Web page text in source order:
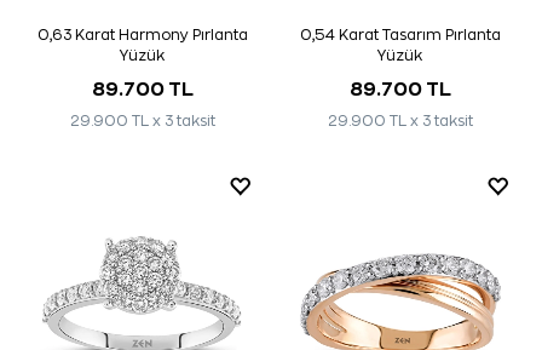
0,63 Karat Harmony Pırlanta
Yüzük
89.700 TL
29.900 TL x 3 taksit
0,54 Karat Tasarım Pırlanta
Yüzük
89.700 TL
29.900 TL x 3 taksit